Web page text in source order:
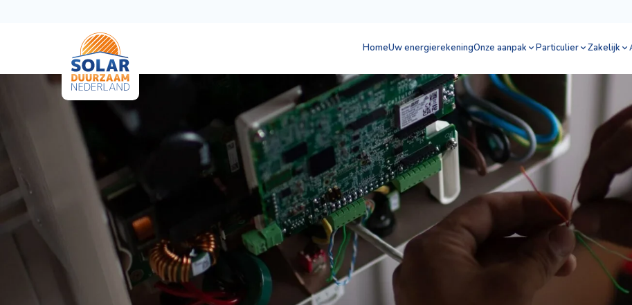
HomeUw energierekeningOnze aanpak Particulier Zakelijk